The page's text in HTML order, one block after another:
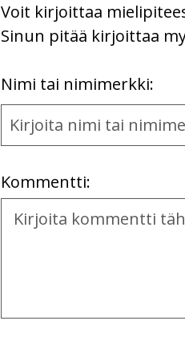
Voit kirjoittaa
Sinun pitää kirjoittaa
Nimi tai nimimerkki:First
and
Kommentti:
Kommentti